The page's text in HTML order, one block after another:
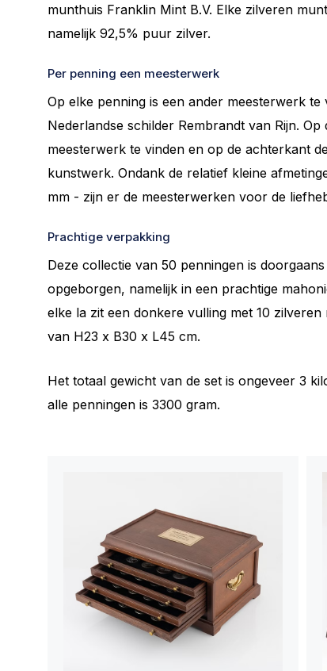
munthuis Franklin Mint B.V. Elke zilveren
namelijk 92,5% puur zilver.
Per penning een meesterwerk
Op elke penning is een ander meesterwerk
Nederlandse schilder Rembrandt van Rijn.
meesterwerk te vinden en op de achterkant
kunstwerk. Ondank de relatief kleine
mm - zijn er de meesterwerken voor de
Prachtige verpakking
Deze collectie van 50 penningen is
opgeborgen, namelijk in een prachtige
elke la zit een donkere vulling met 10
van H23 x B30 x L45 cm.
Het totaal gewicht van de set is ongeveer 3
alle penningen is 3300 gram.